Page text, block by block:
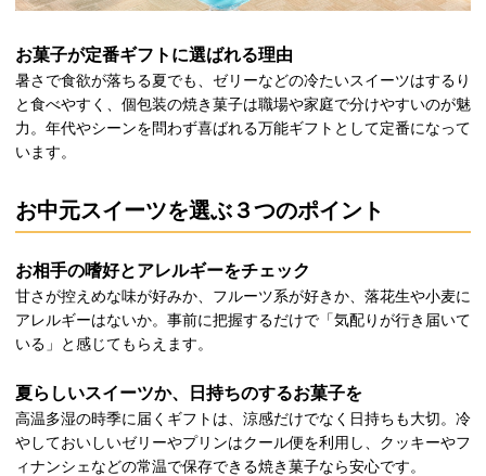
お菓子が定番ギフトに選ばれる理由
暑さで食欲が落ちる夏でも、ゼリーなどの冷たいスイーツはするり
と食べやすく、個包装の焼き菓子は職場や家庭で分けやすいのが魅
力。年代やシーンを問わず喜ばれる万能ギフトとして定番になって
います。
お中元スイーツを選ぶ３つのポイント
お相手の嗜好とアレルギーをチェック
甘さが控えめな味が好みか、フルーツ系が好きか、落花生や小麦に
アレルギーはないか。事前に把握するだけで「気配りが行き届いて
いる」と感じてもらえます。
夏らしいスイーツか、日持ちのするお菓子を
高温多湿の時季に届くギフトは、涼感だけでなく日持ちも大切。冷
やしておいしいゼリーやプリンはクール便を利用し、クッキーやフ
ィナンシェなどの常温で保存できる焼き菓子なら安心です。